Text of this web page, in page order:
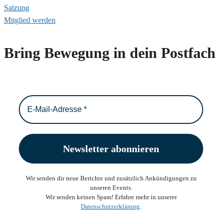
Satzung
Mitglied werden
Bring Bewegung in dein Postfach
Wir senden dir neue Berichte und zusätzlich Ankündigungen zu
unseren Events.
Wir senden keinen Spam! Erfahre mehr in unserer
Datenschutzerklärung